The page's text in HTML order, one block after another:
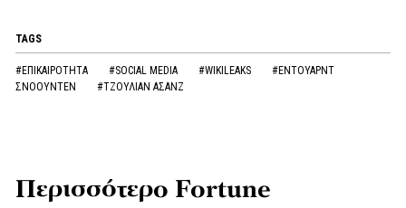
TAGS
#ΕΠΙΚΑΙΡΟΤΗΤΑ #SOCIAL MEDIA #WIKILEAKS
#ΕΝΤΟΥΑΡΝΤ
ΣΝΟΟΥΝΤΕΝ
#ΤΖΟΥΛΙΑΝ ΑΣΑΝΖ
Περισσότερο Fortune